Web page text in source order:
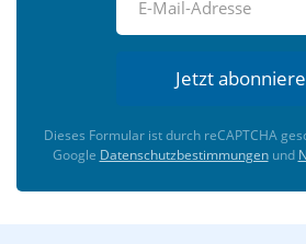
Jetzt
Dieses Formular ist durch reCAPTCHA
Google Datenschutzbestimmungenund